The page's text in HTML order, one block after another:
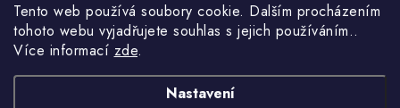
Tento web používá soubory cookie. Dalším procházením
tohoto webu vyjadřujete souhlas s jejich používáním..
Více informací zde.
Nastavení
Kontakty
Náhradní plnění
Ověřeno zákazníky